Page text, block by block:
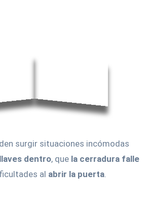
surgir situaciones incómodas
dentro, que la cerradura falle
al abrir la puerta.